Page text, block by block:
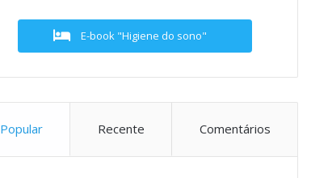
E-book "Higiene do sono"
Popular Recente Comentários